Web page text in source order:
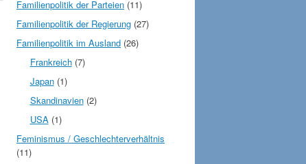
Familienpolitik der Parteien (11)
Familienpolitik der Regierung (27)
Familienpolitik im Ausland (26)
Frankreich(7)
Japan(1)
Skandinavien(2)
USA(1)
Feminismus / Geschlechterverhältnis
(11)